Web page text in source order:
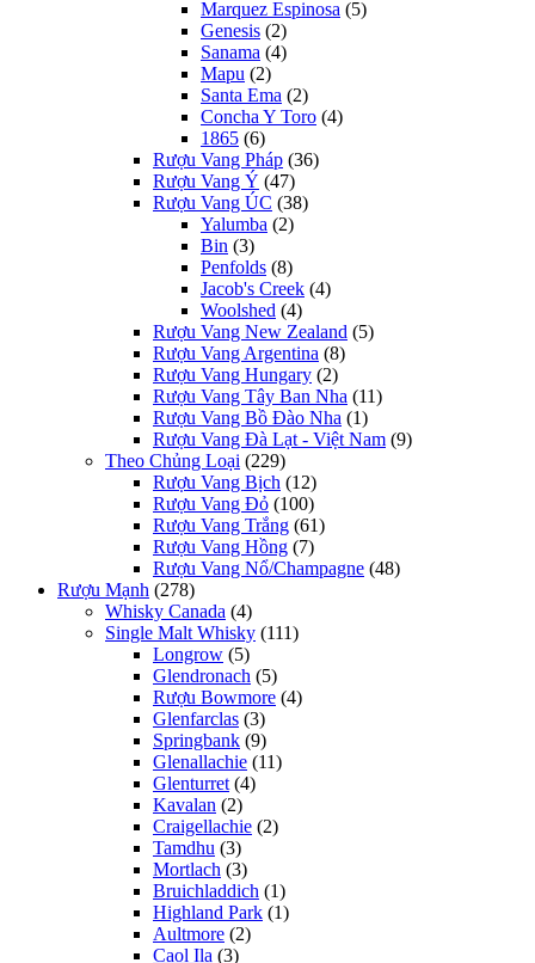
Marquez Espinosa (5)
Genesis (2)
Sanama (4)
Mapu (2)
Santa Ema (2)
Concha Y Toro (4)
1865 (6)
Rượu Vang Pháp (36)
Rượu Vang Ý (47)
Rượu Vang ÚC (38)
Yalumba (2)
Bin (3)
Penfolds (8)
Jacob's Creek (4)
Woolshed (4)
Rượu Vang New Zealand (5)
Rượu Vang Argentina (8)
Rượu Vang Hungary (2)
Rượu Vang Tây Ban Nha (11)
Rượu Vang Bồ Đào Nha (1)
Rượu Vang Đà Lạt - Việt Nam (9)
Theo Chủng Loại (229)
Rượu Vang Bịch (12)
Rượu Vang Đỏ (100)
Rượu Vang Trắng (61)
Rượu Vang Hồng (7)
Rượu Vang Nổ/Champagne (48)
Rượu Mạnh (278)
Whisky Canada (4)
Single Malt Whisky (111)
Longrow (5)
Glendronach (5)
Rượu Bowmore (4)
Glenfarclas (3)
Springbank (9)
Glenallachie (11)
Glenturret (4)
Kavalan (2)
Craigellachie (2)
Tamdhu (3)
Mortlach (3)
Bruichladdich (1)
Highland Park (1)
Aultmore (2)
Caol Ila (3)